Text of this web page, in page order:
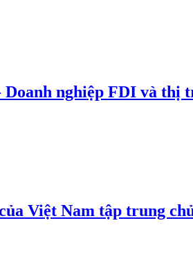
Doanh nghiệp FDI và
Việt Nam tập trung